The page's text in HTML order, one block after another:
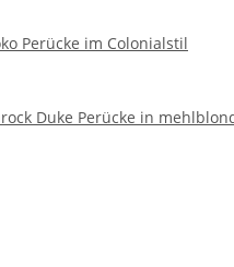
Perücke im Colonialstil